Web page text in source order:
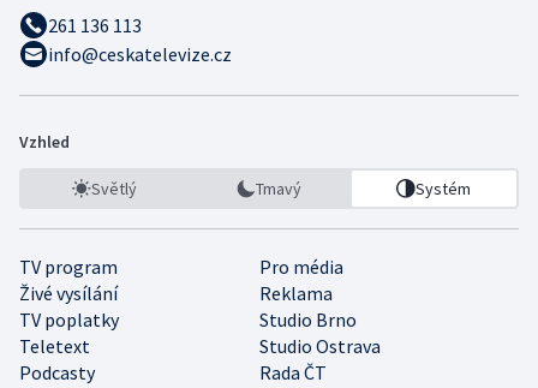
261 136 113
info@ceskatelevize.cz
Vzhled
Světlý Tmavý Systém
TV program
Pro média
Živé vysílání
Reklama
TV poplatky
Studio Brno
Teletext
Studio Ostrava
Podcasty
Rada ČT